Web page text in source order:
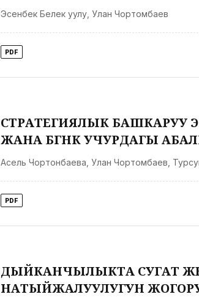
Эсенбек Белек уулу Улан Чортомбаев
PDF
СТРАТЕГИЯЛЫК БАШКАРУУ
ЖАНА БҮГҮНКҮ УЧУРДАГЫ
Асель Чортонбаева Улан Чортомбаев
PDF
ДЫЙКАНЧЫЛЫКТА СУГАТ
НАТЫЙЖАЛУУЛУГУН